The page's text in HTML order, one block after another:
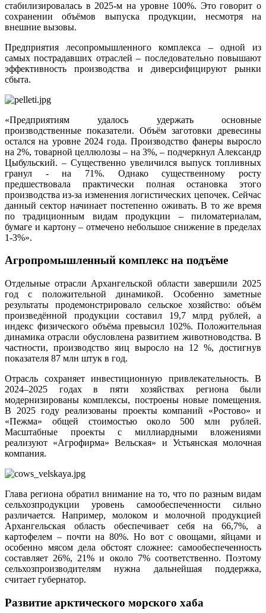
стабилизировалась в 2025-м на уровне 100%. Это говорит о
сохранении объёмов выпуска продукции, несмотря на
внешние вызовы.
Предприятия лесопромышленного комплекса – одной из
самых пострадавших отраслей – последовательно повышают
эффективность производства и диверсифицируют рынки
сбыта.
«Предприятиям удалось удержать основные
производственные показатели. Объём заготовки древесины
остался на уровне 2024 года. Производство фанеры выросло
на 2%, товарной целлюлозы – на 3%, – подчеркнул Александр
Цыбульский. – Существенно увеличился выпуск топливных
гранул - на 71%. Однако существенному росту
предшествовала практически полная остановка этого
производства из-за изменения логистических цепочек. Сейчас
данный сектор начинает постепенно оживать. В то же время
по традиционным видам продукции – пиломатериалам,
бумаге и картону – отмечено небольшое снижение в пределах
1-3%».
Агропромышленный комплекс на подъёме
Отдельные отрасли Архангельской области завершили 2025
год с положительной динамикой. Особенно заметные
результаты продемонстрировало сельское хозяйство: объём
произведённой продукции составил 19,7 млрд рублей, а
индекс физического объёма превысил 102%. Положительная
динамика отрасли обусловлена развитием животноводства. В
частности, производство яиц выросло на 12 %, достигнув
показателя 87 млн штук в год.
Отрасль сохраняет инвестиционную привлекательность. В
2024–2025 годах в пяти хозяйствах региона были
модернизированы комплексы, построены новые помещения.
В 2025 году реализованы проекты компаний «Ростово» и
«Пежма» общей стоимостью около 500 млн рублей.
Масштабные проекты с миллиардными вложениями
реализуют «Агрофирма» Вельская» и Устьянская молочная
компания.
Глава региона обратил внимание на то, что по разным видам
сельхозпродукции уровень самообеспеченности сильно
различается. Например, молоком и молочной продукцией
Архангельская область обеспечивает себя на 66,7%, а
картофелем – почти на 80%. Но вот с овощами, яйцами и
особенно мясом дела обстоят сложнее: самообеспеченность
составляет 26%, 21% и около 7% соответственно. Поэтому
сельхозпроизводителям нужна дальнейшая поддержка,
считает губернатор.
Развитие арктического морского хаба